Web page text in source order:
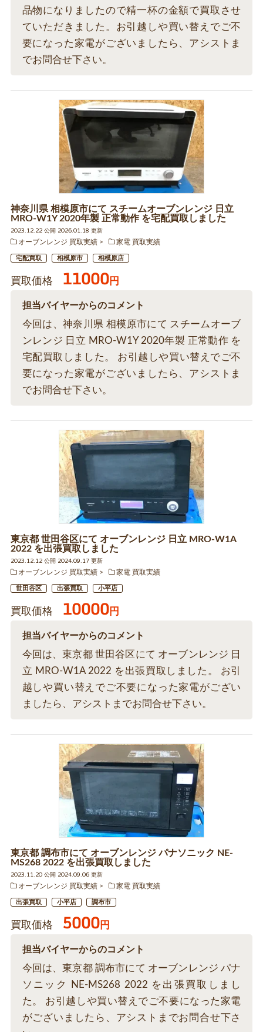
品物になりましたので精一杯の金額で買取させ
ていただきました。お引越しや買い替えでご不
要になった家電がございましたら、アシストま
でお問合せ下さい。
神奈川県 相模原市にて スチームオーブンレンジ 日立
MRO-W1Y 2020年製 正常動作 を宅配買取しました
2023.12.22 公開 2026.01.18 更新
オーブンレンジ 買取実績
家電 買取実績
宅配買取 相模原市 相模原店
買取価格 11000円
担当バイヤーからのコメント
今回は、神奈川県 相模原市にて スチームオーブ
ンレンジ 日立 MRO-W1Y 2020年製 正常動作 を
宅配買取しました。 お引越しや買い替えでご不
要になった家電がございましたら、アシストま
でお問合せ下さい。
東京都 世田谷区にて オーブンレンジ 日立 MRO-W1A
2022 を出張買取しました
2023.12.12 公開 2024.09.17 更新
オーブンレンジ 買取実績
家電 買取実績
世田谷区 出張買取 小平店
買取価格 10000円
担当バイヤーからのコメント
今回は、東京都 世田谷区にて オーブンレンジ 日
立 MRO-W1A 2022 を出張買取しました。 お引
越しや買い替えでご不要になった家電がござい
ましたら、アシストまでお問合せ下さい。
東京都 調布市にて オーブンレンジ パナソニック NE-
MS268 2022 を出張買取しました
2023.11.20 公開 2024.09.06 更新
オーブンレンジ 買取実績
家電 買取実績
出張買取 小平店 調布市
買取価格 5000円
担当バイヤーからのコメント
今回は、東京都 調布市にて オーブンレンジ パナ
ソニック NE-MS268 2022 を出張買取しまし
た。 お引越しや買い替えでご不要になった家電
がございましたら、アシストまでお問合せ下さ